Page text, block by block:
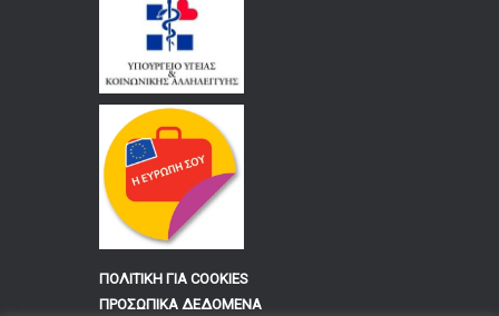
ΠΟΛΙΤΙΚΗ ΓΙΑ COOKIES
ΠΡΟΣΩΠΙΚΑ ΔΕΔΟΜΕΝΑ